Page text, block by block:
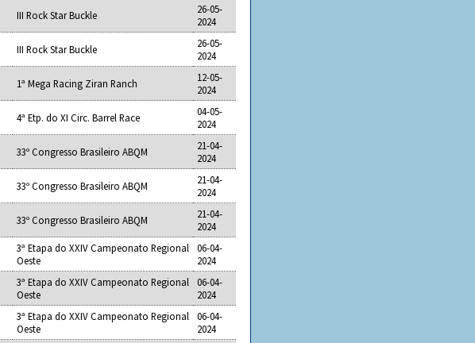
III Rock Star Buckle
26-05-
2024
III Rock Star Buckle
26-05-
2024
1ª Mega Racing Ziran Ranch
12-05-
2024
4ª Etp. do XI Circ. Barrel Race
04-05-
2024
33º Congresso Brasileiro ABQM
21-04-
2024
33º Congresso Brasileiro ABQM
21-04-
2024
33º Congresso Brasileiro ABQM
21-04-
2024
3ª Etapa do XXIV Campeonato Regional
Oeste
06-04-
2024
3ª Etapa do XXIV Campeonato Regional
Oeste
06-04-
2024
3ª Etapa do XXIV Campeonato Regional
Oeste
06-04-
2024